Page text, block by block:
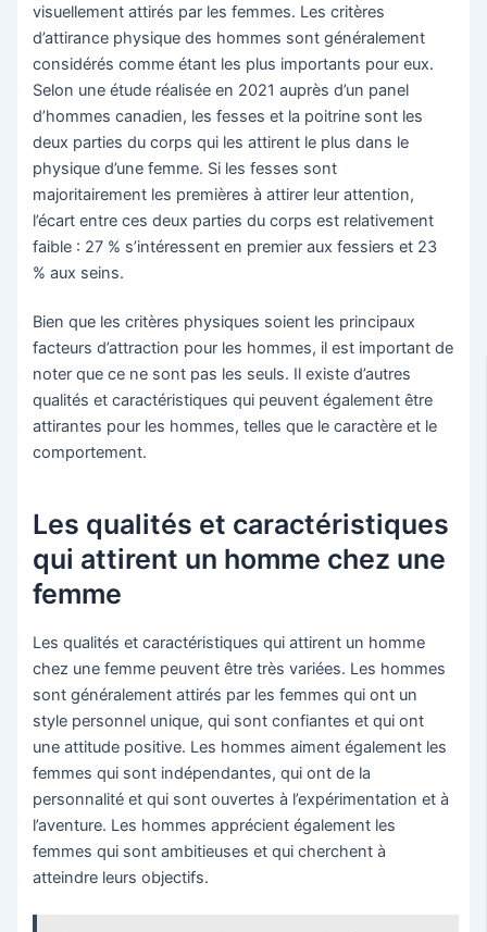
visuellement attirés par les femmes. Les critères
d’attirance physique des hommes sont généralement
considérés comme étant les plus importants pour eux.
Selon une étude réalisée en 2021 auprès d’un panel
d’hommes canadien, les fesses et la poitrine sont les
deux parties du corps qui les attirent le plus dans le
physique d’une femme. Si les fesses sont
majoritairement les premières à attirer leur attention,
l’écart entre ces deux parties du corps est relativement
faible : 27 % s’intéressent en premier aux fessiers et 23
% aux seins.
Bien que les critères physiques soient les principaux
facteurs d’attraction pour les hommes, il est important de
noter que ce ne sont pas les seuls. Il existe d’autres
qualités et caractéristiques qui peuvent également être
attirantes pour les hommes, telles que le caractère et le
comportement.
Les qualités et caractéristiques
qui attirent un homme chez une
femme
Les qualités et caractéristiques qui attirent un homme
chez une femme peuvent être très variées. Les hommes
sont généralement attirés par les femmes qui ont un
style personnel unique, qui sont confiantes et qui ont
une attitude positive. Les hommes aiment également les
femmes qui sont indépendantes, qui ont de la
personnalité et qui sont ouvertes à l’expérimentation et à
l’aventure. Les hommes apprécient également les
femmes qui sont ambitieuses et qui cherchent à
atteindre leurs objectifs.